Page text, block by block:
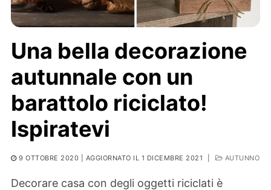
Una bella decorazione
autunnale con un
barattolo riciclato!
Ispiratevi
9 OTTOBRE 2020 | AGGIORNATO IL 1 DICEMBRE 2021 AUTUNNO
Decorare casa con degli oggetti riciclati è